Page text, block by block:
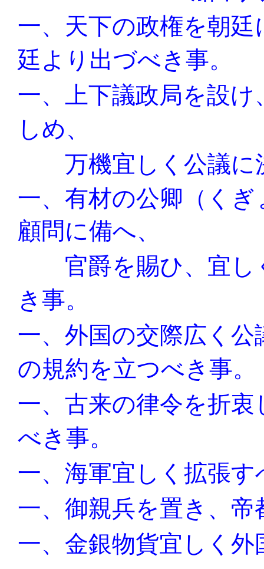
一、天下の政権を朝
廷より出づべき事。
一、上下議政局を設
しめ、
万機宜しく公議に
一、有材の公卿（く
顧問に備へ、
官爵を賜ひ、宜し
き事。
一、外国の交際広く
の規約を立つべき事。
一、古来の律令を折
べき事。
一、海軍宜しく拡張す
一、御親兵を置き、
一、金銀物貨宜しく